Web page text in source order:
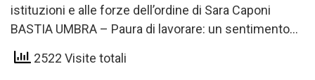
istituzioni e alle forze dell’ordine di Sara Caponi
BASTIA UMBRA – Paura di lavorare: un sentimento
che ultimamente accomuna…
2522 Visite totali